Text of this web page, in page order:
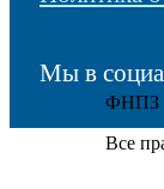
Мы в
ФНПЗ
Все